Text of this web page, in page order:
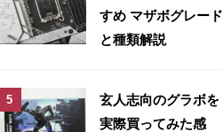
すめ マザボグレード
と種類解説
玄人志向のグラボを
実際買ってみた感